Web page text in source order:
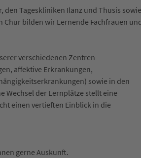
den Tageskliniken Ilanz und Thusis
bilden wir Lernende Fachfrauen
verschiedenen Zentren
affektive Erkrankungen,
sowie in den
Wechsel der Lernplätze stellt eine
einen vertieften Einblick in die
gerne Auskunft.